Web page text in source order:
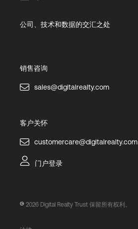
公司、技术和数据的交汇之处
销售咨询
sales@digitalrealty.com
客户关怀
customercare@digitalrealty.com
门户登录
2026 Digital Realty Trust 保留所有权利。